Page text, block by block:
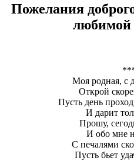
Пожелания
любимой
Моя родная, с
Открой
Пусть день
И дарит
Прошу,
И обо мне
С печалями
Пусть бьет